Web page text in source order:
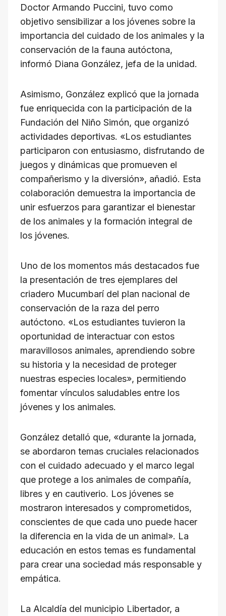
Doctor Armando Puccini, tuvo como
objetivo sensibilizar a los jóvenes sobre la
importancia del cuidado de los animales y la
conservación de la fauna autóctona,
informó Diana González, jefa de la unidad.
Asimismo, González explicó que la jornada
fue enriquecida con la participación de la
Fundación del Niño Simón, que organizó
actividades deportivas. «Los estudiantes
participaron con entusiasmo, disfrutando de
juegos y dinámicas que promueven el
compañerismo y la diversión», añadió. Esta
colaboración demuestra la importancia de
unir esfuerzos para garantizar el bienestar
de los animales y la formación integral de
los jóvenes.
Uno de los momentos más destacados fue
la presentación de tres ejemplares del
criadero Mucumbarí del plan nacional de
conservación de la raza del perro
autóctono. «Los estudiantes tuvieron la
oportunidad de interactuar con estos
maravillosos animales, aprendiendo sobre
su historia y la necesidad de proteger
nuestras especies locales», permitiendo
fomentar vínculos saludables entre los
jóvenes y los animales.
González detalló que, «durante la jornada,
se abordaron temas cruciales relacionados
con el cuidado adecuado y el marco legal
que protege a los animales de compañía,
libres y en cautiverio. Los jóvenes se
mostraron interesados y comprometidos,
conscientes de que cada uno puede hacer
la diferencia en la vida de un animal». La
educación en estos temas es fundamental
para crear una sociedad más responsable y
empática.
La Alcaldía del municipio Libertador, a